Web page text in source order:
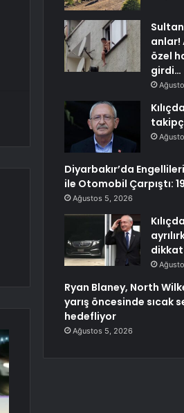
anlar!
özel
girdi…
Diyarbakır’da
ile Otomobil Çarpıştı:
Ağustos 5, 2026
Ryan Blaney, North
yarış öncesinde sıcak
hedefliyor
Ağustos 5, 2026